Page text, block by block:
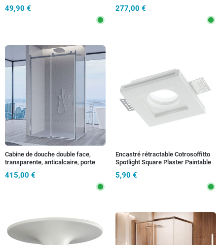
49,90 € 277,00 €
Cabine de douche double face,
transparente, anticalcaire, porte
415,00 €
Encastré rétractable Cotrosoffitto
Spotlight Square Plaster Paintable
5,90 €